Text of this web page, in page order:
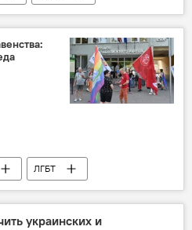
ЛГБТ
украинских и